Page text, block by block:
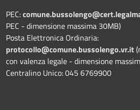
PEC:
PEC - dimensione massima 30MB)
Posta Elettronica Ordinaria:
protocollo@comune.bussolengo.vr.it
con valenza legale - dimensione
Centralino Unico: 045 6769900